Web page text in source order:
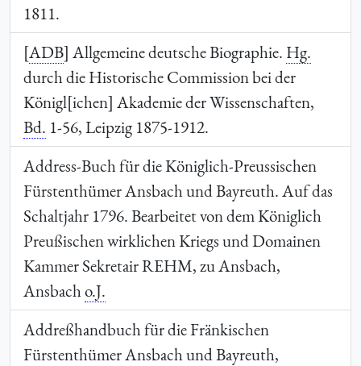
1811.
[ADB] Allgemeine deutsche Biographie. Hg.
durch die Historische Commission bei der
Königl[ichen] Akademie der Wissenschaften,
Bd. 1-56, Leipzig 1875-1912.
Address-Buch für die Königlich-Preussischen
Fürstenthümer Ansbach und Bayreuth. Auf das
Schaltjahr 1796. Bearbeitet von dem Königlich
Preußischen wirklichen Kriegs und Domainen
Kammer SekretairREHM, zu Ansbach,
Ansbacho.J.
Addreßhandbuch für die Fränkischen
Fürstenthümer Ansbach und Bayreuth,